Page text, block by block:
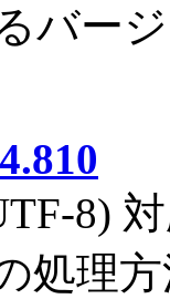
バー
8)
処理